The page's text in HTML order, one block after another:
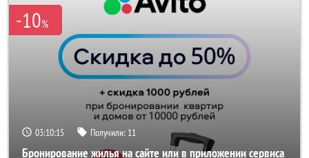
-10%
03:10:15 Получили: 11
Бронирование жилья на сайте или в приложении сервиса